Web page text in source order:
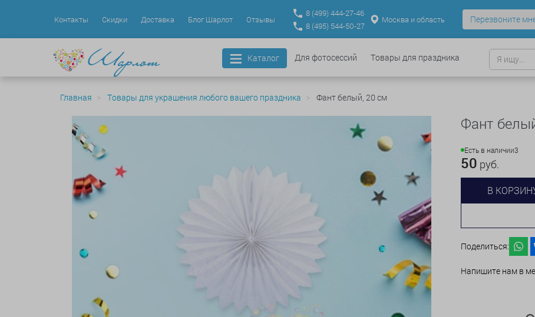
Контакты Скидки Доставка Блог Шарлот Отзывы
8 (499) 444-27-46
8 (495) 544-50-27
Москва и область Перезвоните
Каталог Для фотосессий Товары для праздника
Главная Товары для украшения любого вашего праздника Фант белый, 20 см
Фант
Есть в наличии3
50 руб.
В
Поделиться:
Напишите нам в